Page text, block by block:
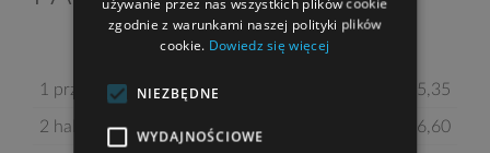
1 przedsionek 5,35
2 hall z komunikacją 6,60
zgodnie z warunkami naszej polityki plików
cookie. Dowiedz się więcej
NIEZBĘDNE
WYDAJNOŚCIOWE